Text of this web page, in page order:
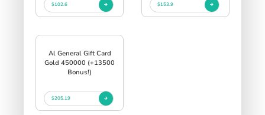
$102.6 $153.9
Al General Gift Card
Gold 450000 (+13500
Bonus!)
$205.19